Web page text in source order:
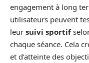
engagement à long
utilisateurs peuvent
leur suivi sportif
chaque séance. Cela
et d’atteinte des